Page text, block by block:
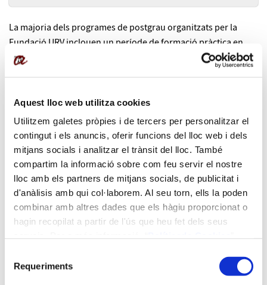
Aquest lloc web utilitza cookies
Utilitzem galetes pròpies i de tercers per personalitzar el
contingut i els anuncis, oferir funcions del lloc web i dels
mitjans socials i analitzar el trànsit del lloc. També
compartim la informació sobre com feu servir el nostre
lloc amb els partners de mitjans socials, de publicitat i
d'anàlisis amb qui col·laborem. Al seu torn, ells la poden
combinar amb altres dades que els hàgiu proporcionat o
hagin recopilat a partir de l'ús que heu fet dels seus
Requeriments
La majoria dels programes de postgrau organitzats per la
Fundació URV inclouen un període de formació pràctica en
empreses, orientada al perfeccionament i desenvolupament
que els alumnes poden posar a l'abast de les empreses que
els acullen.
Les pràctiques no suposen un vincle laboral entre l'empresa i
l'alumnat. Poden ser remunerades i ofereixen avantatges tant
per a l'alumnat com per a les organitzacions.
Per cobrir qualsevol incidència durant el temps d'estada a
l'empresa, la Fundació URV contracta una pòlissa
Les pràctiques es regularitzen mitjançant la signatura d'un
acord que recull principalment les dates d'inici i finalització,